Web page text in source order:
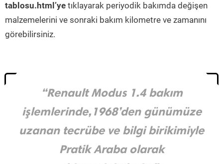
tablosu.html’ye tıklayarak periyodik bakımda değişen
malzemelerini ve sonraki bakım kilometre ve zamanını
görebilirsiniz.
“Renault Modus 1.4 bakım
işlemlerinde,1968’den günümüze
uzanan tecrübe ve bilgi birikimiyle
Pratik Araba olarak